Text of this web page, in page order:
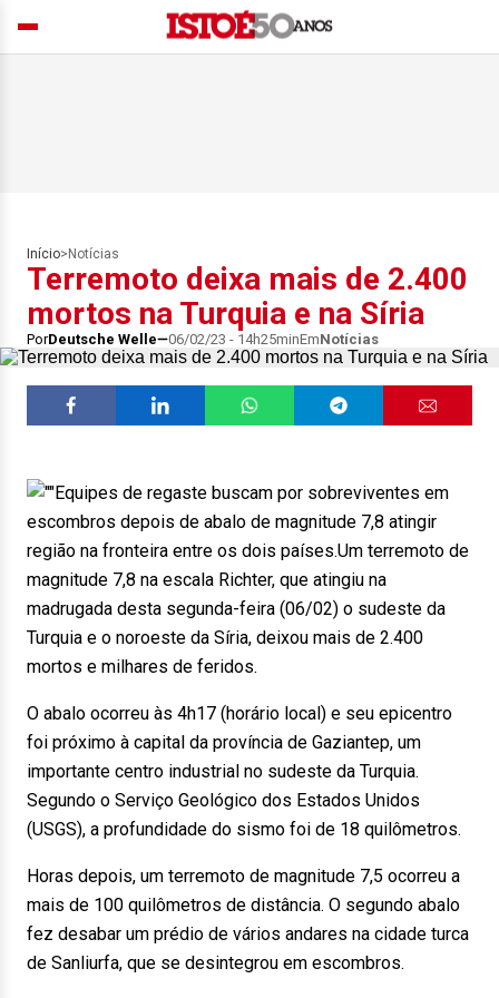
Início> Notícias
Terremoto deixa mais de 2.400
mortos na Turquia e na Síria
PorDeutsche Welle 06/02/23 - 14h25minEmNotícias
Equipes de regaste buscam por sobreviventes em
escombros depois de abalo de magnitude 7,8 atingir
região na fronteira entre os dois países.Um terremoto de
magnitude 7,8 na escala Richter, que atingiu na
madrugada desta segunda-feira (06/02) o sudeste da
Turquia e o noroeste da Síria, deixou mais de 2.400
mortos e milhares de feridos.
O abalo ocorreu às 4h17 (horário local) e seu epicentro
foi próximo à capital da província de Gaziantep, um
importante centro industrial no sudeste da Turquia.
Segundo o Serviço Geológico dos Estados Unidos
(USGS), a profundidade do sismo foi de 18 quilômetros.
Horas depois, um terremoto de magnitude 7,5 ocorreu a
mais de 100 quilômetros de distância. O segundo abalo
fez desabar um prédio de vários andares na cidade turca
de Sanliurfa, que se desintegrou em escombros.